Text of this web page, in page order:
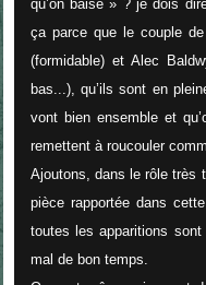
qu’on baise » ? je dois
ça parce que le couple
(formidable) et Alec
bas...), qu’ils sont en
vont bien ensemble et
remettent à roucouler
Ajoutons, dans le rôle très
pièce rapportée dans
toutes les apparitions
mal de bon temps.